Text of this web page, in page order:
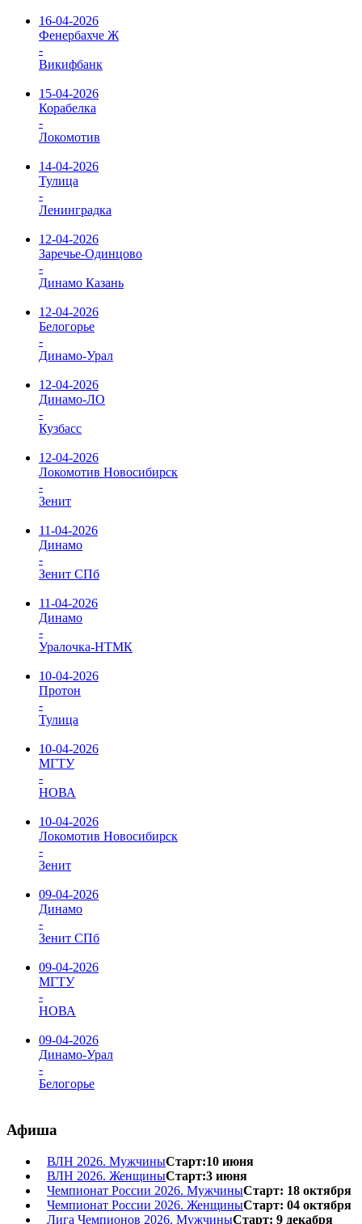
16-04-2026
Фенербахче Ж
-
Викифбанк
15-04-2026
Корабелка
-
Локомотив
14-04-2026
Тулица
-
Ленинградка
12-04-2026
Заречье-Одинцово
-
Динамо Казань
12-04-2026
Белогорье
-
Динамо-Урал
12-04-2026
Динамо-ЛО
-
Кузбасс
12-04-2026
Локомотив Новосибирск
-
Зенит
11-04-2026
Динамо
-
Зенит СПб
11-04-2026
Динамо
-
Уралочка-НТМК
10-04-2026
Протон
-
Тулица
10-04-2026
МГТУ
-
НОВА
10-04-2026
Локомотив Новосибирск
-
Зенит
09-04-2026
Динамо
-
Зенит СПб
09-04-2026
МГТУ
-
НОВА
09-04-2026
Динамо-Урал
-
Белогорье
Афиша
ВЛН 2026. МужчиныСтарт:10 июня
ВЛН 2026. ЖенщиныСтарт:3 июня
Чемпионат России 2026. МужчиныСтарт: 18 октября
Чемпионат России 2026. ЖенщиныСтарт: 04 октября
Лига Чемпионов 2026. МужчиныСтарт: 9 декабря